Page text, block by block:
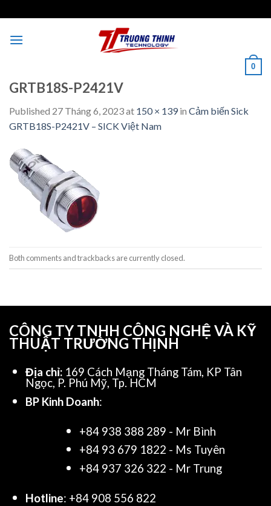
to
content
0
GRTB18S-P2421V
Published 27 Tháng 6, 2023at 150 × 139in Cảm biến Sick
GRTB18S-P2421V – SICK Việt Nam
Both comments and trackbacks are currently closed.
CÔNG TY TNHH CÔNG NGHỆ VÀ KỸ
THUẬT TRƯỜNG THỊNH
Địa chỉ: 169 Cách Mạng Tháng Tám, KP Tân
Ngọc, P. Phú Mỹ, Tp. HCM
BP Kinh Doanh:
+84 938 388 289 - Mr Bình
+84 93 679 1822 - Ms Tuyên
+84 937 326 322 - Mr Trung
Hotline: +84 908 556 822